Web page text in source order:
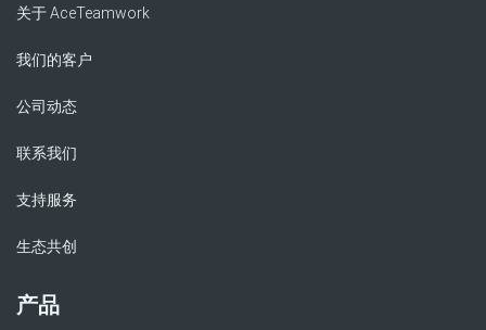
关于 AceTeamwork
我们的客户
公司动态
联系我们
支持服务
生态共创
产品